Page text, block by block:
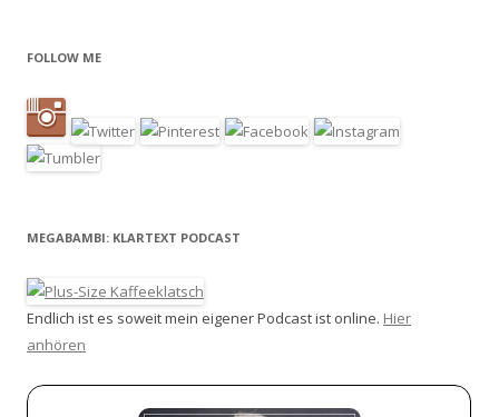
FOLLOW ME
MEGABAMBI: KLARTEXT PODCAST
Endlich ist es soweit mein eigener Podcast ist online. Hier
anhören